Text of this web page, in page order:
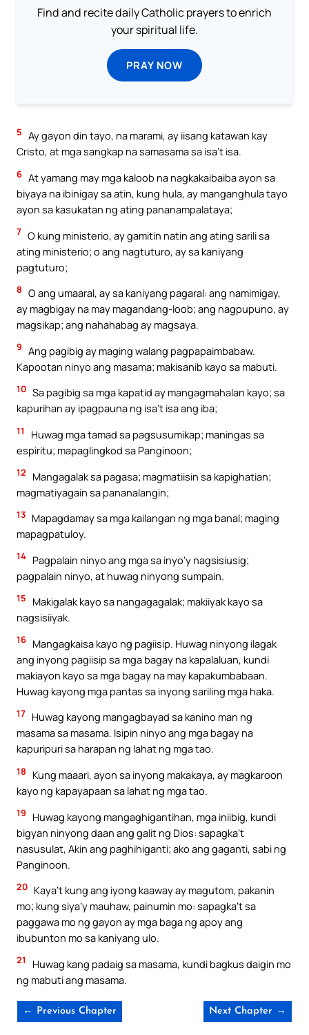
Find and recite daily Catholic prayers to enrich
your spiritual life.
PRAY NOW
5 Ay gayon din tayo, na marami, ay iisang katawan kay
Cristo, at mga sangkap na samasama sa isa’t isa.
6 At yamang may mga kaloob na nagkakaibaiba ayon sa
biyaya na ibinigay sa atin, kung hula, ay manganghula tayo
ayon sa kasukatan ng ating pananampalataya;
7 O kung ministerio, ay gamitin natin ang ating sarili sa
ating ministerio; o ang nagtuturo, ay sa kaniyang
pagtuturo;
8 O ang umaaral, ay sa kaniyang pagaral: ang namimigay,
ay magbigay na may magandang-loob; ang nagpupuno, ay
magsikap; ang nahahabag ay magsaya.
9 Ang pagibig ay maging walang pagpapaimbabaw.
Kapootan ninyo ang masama; makisanib kayo sa mabuti.
10 Sa pagibig sa mga kapatid ay mangagmahalan kayo; sa
kapurihan ay ipagpauna ng isa’t isa ang iba;
11
Huwag mga tamad sa pagsusumikap; maningas sa
espiritu; mapaglingkod sa Panginoon;
12
Mangagalak sa pagasa; magmatiisin sa kapighatian;
magmatiyagain sa pananalangin;
13 Mapagdamay sa mga kailangan ng mga banal; maging
mapagpatuloy.
14 Pagpalain ninyo ang mga sa inyo’y nagsisiusig;
pagpalain ninyo, at huwag ninyong sumpain.
15
Makigalak kayo sa nangagagalak; makiiyak kayo sa
nagsisiiyak.
16 Mangagkaisa kayo ng pagiisip. Huwag ninyong ilagak
ang inyong pagiisip sa mga bagay na kapalaluan, kundi
makiayon kayo sa mga bagay na may kapakumbabaan.
Huwag kayong mga pantas sa inyong sariling mga haka.
17 Huwag kayong mangagbayad sa kanino man ng
masama sa masama. Isipin ninyo ang mga bagay na
kapuripuri sa harapan ng lahat ng mga tao.
18
Kung maaari, ayon sa inyong makakaya, ay magkaroon
kayo ng kapayapaan sa lahat ng mga tao.
19
Huwag kayong mangaghigantihan, mga iniibig, kundi
bigyan ninyong daan ang galit ng Dios: sapagka’t
nasusulat, Akin ang paghihiganti; ako ang gaganti, sabi ng
Panginoon.
20 Kaya’t kung ang iyong kaaway ay magutom, pakanin
mo; kung siya’y mauhaw, painumin mo: sapagka’t sa
paggawa mo ng gayon ay mga baga ng apoy ang
ibubunton mo sa kaniyang ulo.
21
Huwag kang padaig sa masama, kundi bagkus daigin mo
ng mabuti ang masama.
← Previous Chapter Next Chapter →